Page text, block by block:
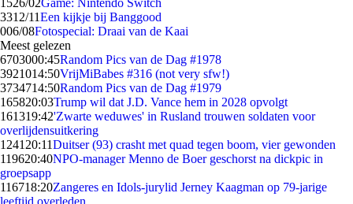
1526/02Game: Nintendo Switch
3312/11Een kijkje bij Banggood
006/08Fotospecial: Draai van de Kaai
Meest gelezen
6703000:45Random Pics van de Dag #1978
3921014:50VrijMiBabes #316 (not very sfw!)
3734714:50Random Pics van de Dag #1979
165820:03Trump wil dat J.D. Vance hem in 2028 opvolgt
161319:42'Zwarte weduwes' in Rusland trouwen soldaten voor
overlijdensuitkering
1241 20:11Duitser (93) crasht met quad tegen boom, vier gewonden
119620:40NPO-manager Menno de Boer geschorst na dickpic in
groepsapp
116718:20Zangeres en Idols-jurylid Jerney Kaagman op 79-jarige
leeftijd overleden